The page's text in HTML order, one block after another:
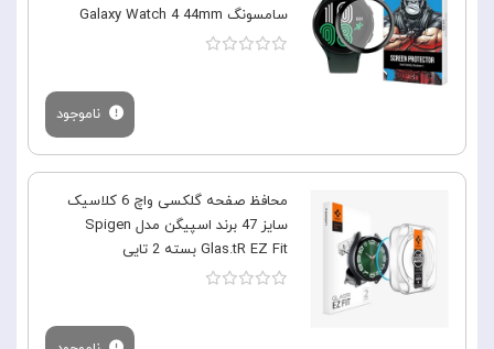
سامسونگ Galaxy Watch 4 44mm
ناموجود
محافظ صفحه گلکسی واچ 6 کلاسیک
سایز 47 برند اسپیگن مدل Spigen
Glas.tR EZ Fit بسته 2 تایی